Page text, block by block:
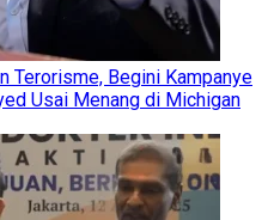
Terorisme, Begini Kampanye
Usai Menang di Michigan